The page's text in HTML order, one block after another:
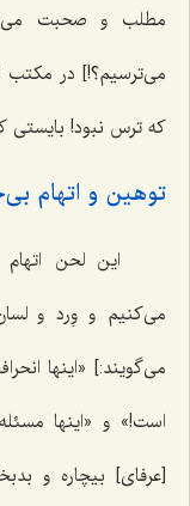
مطلب و صحبت
می‌ترسیم؟!] در مکتب
که ترس نبود!
توهین و اتهام
این لحن
می‌کنیم و وِرد و
می‌گویند:] «اینها
است!» و «اینها
[عرفای] بیچاره و